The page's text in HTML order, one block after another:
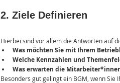
2. Ziele Definieren
Hierbei sind vor allem die Antworten auf
Was möchten Sie mit Ihrem
Welche Kennzahlen und
Was erwarten die
Besonders gut gelingt ein BGM, wenn Sie